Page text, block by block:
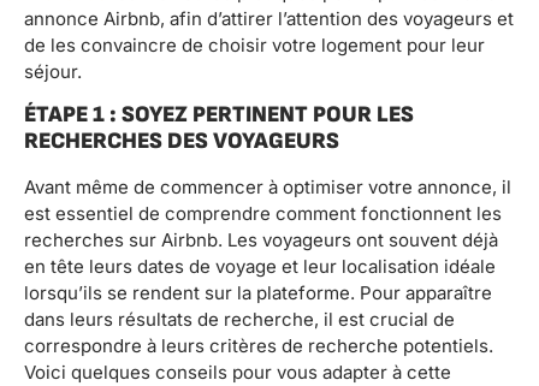
annonce Airbnb, afin d’attirer l’attention des voyageurs et
de les convaincre de choisir votre logement pour leur
séjour.
ÉTAPE 1 : SOYEZ PERTINENT POUR LES
RECHERCHES DES VOYAGEURS
Avant même de commencer à optimiser votre annonce, il
est essentiel de comprendre comment fonctionnent les
recherches sur Airbnb. Les voyageurs ont souvent déjà
en tête leurs dates de voyage et leur localisation idéale
lorsqu’ils se rendent sur la plateforme. Pour apparaître
dans leurs résultats de recherche, il est crucial de
correspondre à leurs critères de recherche potentiels.
Voici quelques conseils pour vous adapter à cette